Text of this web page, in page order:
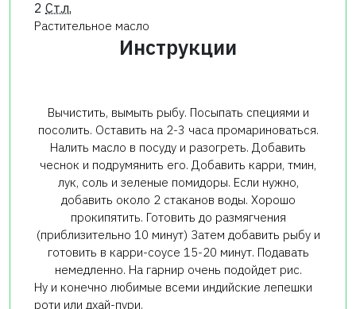
2 Ст.л.
Растительное масло
Инструкции
Вычистить, вымыть рыбу. Посыпать специями и
посолить. Оставить на 2-3 часа промариноваться.
Налить масло в посуду и разогреть. Добавить
чеснок и подрумянить его. Добавить карри, тмин,
лук, соль и зеленые помидоры. Если нужно,
добавить около 2 стаканов воды. Хорошо
прокипятить. Готовить до размягчения
(приблизительно 10 минут) Затем добавить рыбу и
готовить в карри-соусе 15-20 минут. Подавать
немедленно. На гарнир очень подойдет рис.
Ну и конечно любимые всеми индийские лепешки
роти или дхай-пури.